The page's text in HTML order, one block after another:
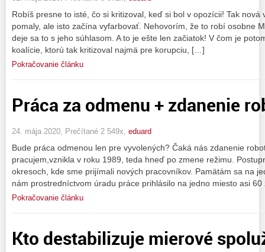
Robíš presne to isté, čo si kritizoval, keď si bol v opozícii! Tak
pomaly, ale isto začína vyfarbovať. Nehovorím, že to robí osobne
deje sa to s jeho súhlasom. A to je ešte len začiatok! V čom je
koalície, ktorú tak kritizoval najmä pre korupciu, […]
Pokračovanie článku
Práca za odmenu + zdanenie
24. mája 2020, Prečítané 2 549x, eduard
Bude práca odmenou len pre vyvolených? Čaká nás zdanenie
pracujem,vznikla v roku 1989, teda hneď po zmene režimu.
okresoch, kde sme prijímali nových pracovníkov. Pamätám sa na
nám prostredníctvom úradu práce prihlásilo na jedno miesto asi
Pokračovanie článku
Kto destabilizuje mierové